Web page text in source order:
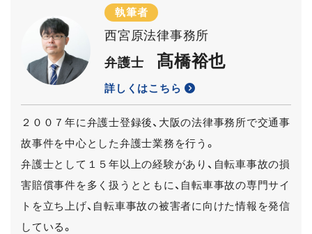
執筆者
西宮原法律事務所
弁護士 髙橋裕也
詳しくはこちら
２００７年に弁護士登録後、大阪の法律事務所で交通事
故事件を中心とした弁護士業務を行う。
弁護士として１５年以上の経験があり、自転車事故の損
害賠償事件を多く扱うとともに、自転車事故の専門サイ
トを立ち上げ、自転車事故の被害者に向けた情報を発信
している。